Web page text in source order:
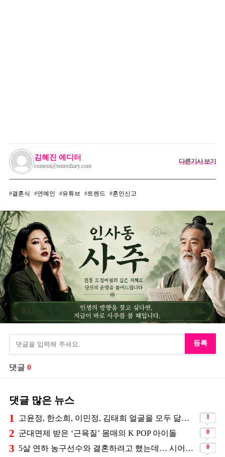
김혜진 에디터
content@enterdiary.com
다른기사 보기
결혼식 연예인 유튜브 트렌드 혼인신고
등록
댓글 0
댓글 많은 뉴스
1 고윤정, 한소희, 이민정, 김태희 얼굴을 모두 닮았다는 日배우 1
2 군대면제 받은 ‘근육질’ 몸매의 K POP 아이돌 0
3 5살 연하 농구선수와 결혼하려고 했는데… 시어머니의 결혼반대에 부딛혔던 아이돌 0